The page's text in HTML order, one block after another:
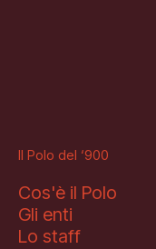
Il Polo del ‘900
Cos'è il Polo
Gli enti
Lo staff